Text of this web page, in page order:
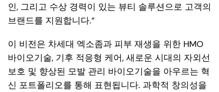
인, 그리고 수상 경력이 있는 뷰티 솔루션으로 고객의
브랜드를 지원합니다.”
이 비전은 차세대 엑소좀과 피부 재생을 위한 HMO
바이오기술, 기후 적응형 케어, 새로운 시대의 자외선
보호 및 향상된 모발 관리 바이오기술을 아우르는 혁
신 포트폴리오를 통해 표현됩니다. 과학적 창의성을